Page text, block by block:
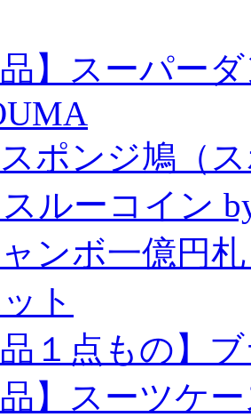
品】スーパ
ポンジ鳩（
ルーコイン
ンボ一億円
ト
品１点もの】
品】スーツケ